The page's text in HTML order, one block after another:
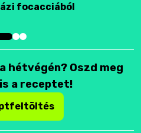
focacciából
hétvégén? Oszd meg
a receptet!